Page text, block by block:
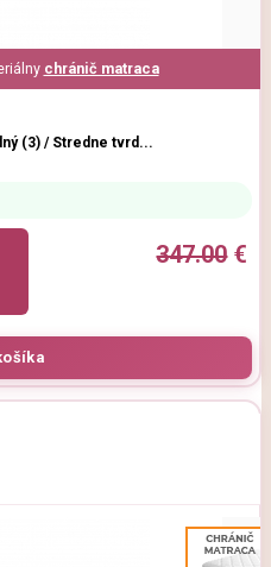
chránič matraca
(3) / Stredne tvrd...
347.00€